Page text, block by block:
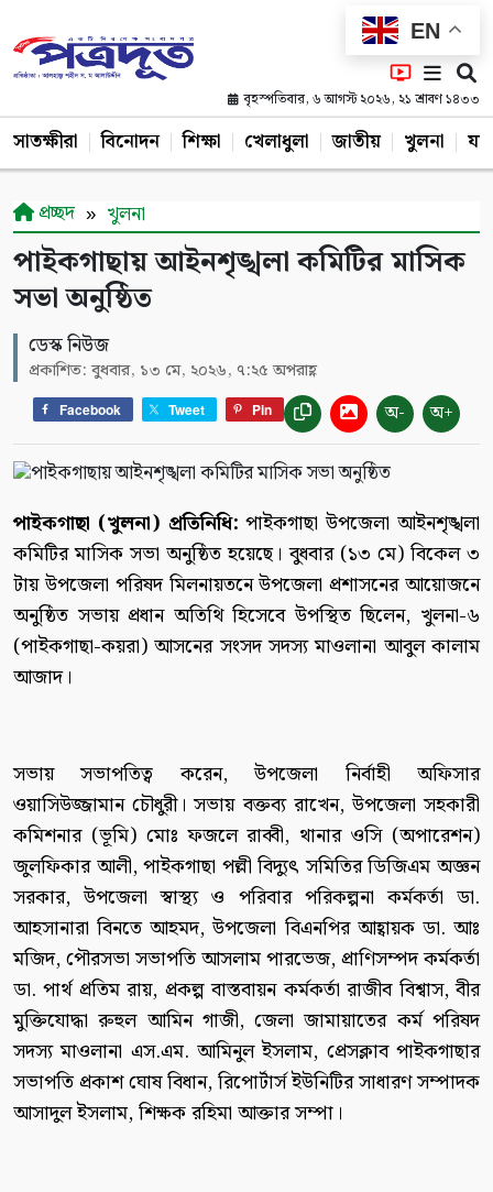
EN
বৃহস্পতিবার, ৬ আগস্ট ২০২৬, ২১ শ্রাবণ ১৪৩৩
সাতক্ষীরা বিনোদন শিক্ষা খেলাধুলা জাতীয় খুলনা
প্রচ্ছদ খুলনা
পাইকগাছায় আইনশৃঙ্খলা কমিটির মাসিক
সভা অনুষ্ঠিত
ডেস্ক নিউজ
প্রকাশিত: বুধবার, ১৩ মে, ২০২৬, ৭:২৫ অপরাহ্ণ
Facebook Tweet Pin অ- অ+
পাইকগাছা (খুলনা) প্রতিনিধি: পাইকগাছা উপজেলা আইনশৃঙ্খলা
কমিটির মাসিক সভা অনুষ্ঠিত হয়েছে। বুধবার (১৩ মে) বিকেল ৩
টায় উপজেলা পরিষদ মিলনায়তনে উপজেলা প্রশাসনের আয়োজনে
অনুষ্ঠিত সভায় প্রধান অতিথি হিসেবে উপস্থিত ছিলেন, খুলনা-৬
(পাইকগাছা-কয়রা) আসনের সংসদ সদস্য মাওলানা আবুল কালাম
আজাদ।
সভায় সভাপতিত্ব করেন, উপজেলা নির্বাহী অফিসার
ওয়াসিউজ্জামান চৌধুরী। সভায় বক্তব্য রাখেন, উপজেলা সহকারী
কমিশনার (ভূমি) মোঃ ফজলে রাব্বী, থানার ওসি (অপারেশন)
জুলফিকার আলী, পাইকগাছা পল্লী বিদ্যুৎ সমিতির ডিজিএম অজ্ঞন
সরকার, উপজেলা স্বাস্থ্য ও পরিবার পরিকল্পনা কর্মকর্তা ডা.
আহসানারা বিনতে আহমদ, উপজেলা বিএনপির আহ্বায়ক ডা. আঃ
মজিদ, পৌরসভা সভাপতি আসলাম পারভেজ, প্রাণিসম্পদ কর্মকর্তা
ডা. পার্থ প্রতিম রায়, প্রকল্প বাস্তবায়ন কর্মকর্তা রাজীব বিশ্বাস, বীর
মুক্তিযোদ্ধা রুহুল আমিন গাজী, জেলা জামায়াতের কর্ম পরিষদ
সদস্য মাওলানা এস.এম. আমিনুল ইসলাম, প্রেসক্লাব পাইকগাছার
সভাপতি প্রকাশ ঘোষ বিধান, রিপোর্টার্স ইউনিটির সাধারণ সম্পাদক
আসাদুল ইসলাম, শিক্ষক রহিমা আক্তার সম্পা।